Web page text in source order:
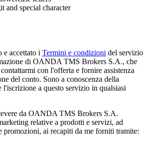
and special character
e accettato i Termini e condizioni del servizio
di OANDA TMS Brokers S.A., che
con l'offerta e fornire assistenza
del conto. Sono a conoscenza della
a questo servizio in qualsiasi
da OANDA TMS Brokers S.A.
relative a prodotti e servizi, ad
promozioni, ai recapiti da me forniti tramite: